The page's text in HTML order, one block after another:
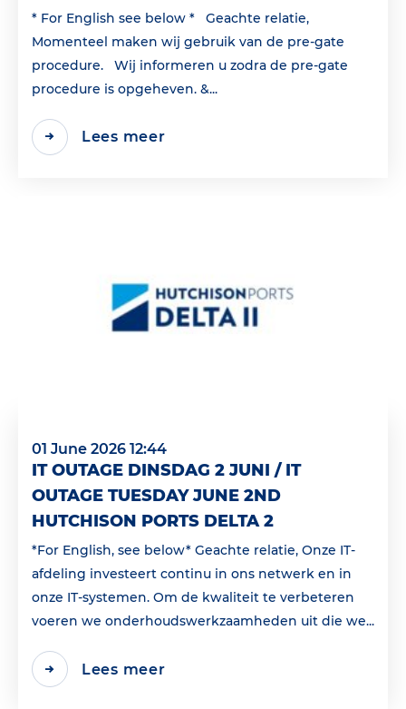
* For English see below * Geachte relatie,
Momenteel maken wij gebruik van de pre-gate
procedure. Wij informeren u zodra de pre-gate
procedure is opgeheven. &...
Lees meer
01 June 2026 12:44
IT OUTAGE DINSDAG 2 JUNI / IT
OUTAGE TUESDAY JUNE 2ND
HUTCHISON PORTS DELTA 2
*For English, see below* Geachte relatie, Onze IT-
afdeling investeert continu in ons netwerk en in
onze IT-systemen. Om de kwaliteit te verbeteren
voeren we onderhoudswerkzaamheden uit die we...
Lees meer